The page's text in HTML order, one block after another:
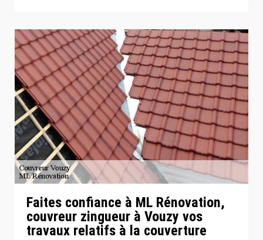
Faites confiance à ML Rénovation,
couvreur zingueur à Vouzy vos
travaux relatifs à la couverture